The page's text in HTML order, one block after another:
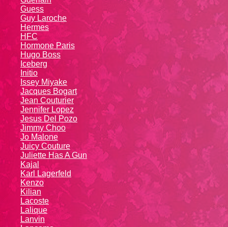
Guess
Guy Laroche
Hermes
HFC
Hormone Paris
Hugo Boss
Iceberg
Initio
Issey Miyake
Jacques Bogart
Jean Couturier
Jennifer Lopez
Jesus Del Pozo
Jimmy Choo
Jo Malone
Juicy Couture
Juliette Has A Gun
Kajal
Karl Lagerfeld
Kenzo
Kiliаn
Lacoste
Lalique
Lanvin